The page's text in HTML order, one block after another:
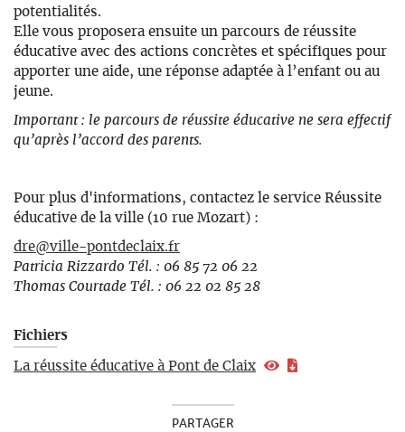
potentialités.
Elle vous proposera ensuite un parcours de réussite
éducative avec des actions concrètes et spécifiques pour
apporter une aide, une réponse adaptée à l’enfant ou au
jeune.
Important : le parcours de réussite éducative ne sera effectif
qu’après l’accord des parents.
Pour plus d'informations, contactez le service Réussite
éducative de la ville (10 rue Mozart) :
dre@ville-pontdeclaix.fr
Patricia Rizzardo Tél. : 06 85 72 06 22
Thomas Courtade Tél. : 06 22 02 85 28
Fichiers
La réussite éducative à Pont de Claix
PARTAGER